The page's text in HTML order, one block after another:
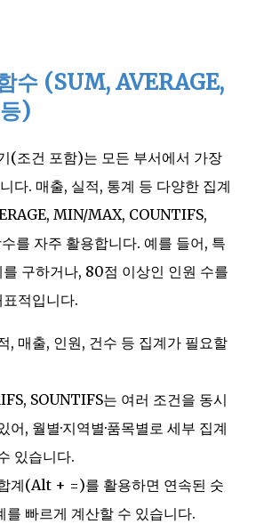
수 (SUM, AVERAGE,
)
(조건 포함)는 모든 부서에서 가장
다. 매출, 실적, 통계 등 다양한 집계
MIN/MAX, COUNTIFS,
를 자주 활용합니다. 예를 들어, 특
구하거나, 80점 이상인 인원 수를
적입니다.
, 매출, 인원, 건수 등 집계가 필요할
SOUNTIFS는 여러 조건을 동시
어, 월별·지역별·품목별로 세부 집계
있습니다.
계(Alt + =)를 활용하면 연속된 숫
를 빠르게 계산할 수 있습니다.